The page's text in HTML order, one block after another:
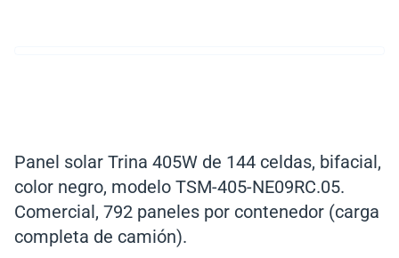
Panel solar Trina 405W de 144 celdas, bifacial,
color negro, modelo TSM-405-NE09RC.05.
Comercial, 792 paneles por contenedor (carga
completa de camión).